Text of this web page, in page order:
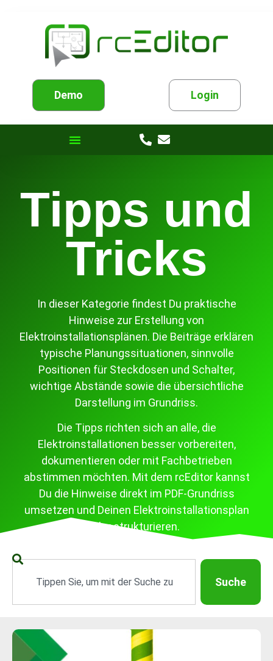
Demo Login
Tipps und
Tricks
In dieser Kategorie findest Du praktische
Hinweise zur Erstellung von
Elektroinstallationsplänen. Die Beiträge erklären
typische Planungssituationen, sinnvolle
Positionen für Steckdosen und Schalter,
wichtige Abstände sowie die übersichtliche
Darstellung im Grundriss.
Die Tipps richten sich an alle, die
Elektroinstallationen besser vorbereiten,
dokumentieren oder mit Fachbetrieben
abstimmen möchten. Mit dem rcEditor kannst
Du die Hinweise direkt im PDF-Grundriss
umsetzen und Deinen Elektroinstallationsplan
klar strukturieren.
Suche